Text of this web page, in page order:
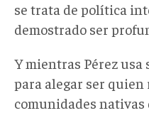
se trata de política
demostrado ser
Y mientras Pérez
para alegar ser quien
comunidades nativas